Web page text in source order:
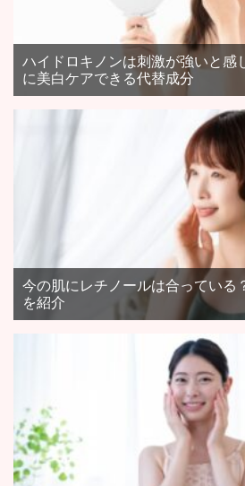
ハイドロキノンは刺激が強いと感
に美白ケアできる代替成分
今の肌にレチノールは合っている
を紹介